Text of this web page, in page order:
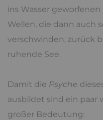
ins Wasser
Wellen, die dann auch
verschwinden, zurück
ruhende See.
Damit die Psyche
ausbildet sind ein paar
großer Bedeutung: